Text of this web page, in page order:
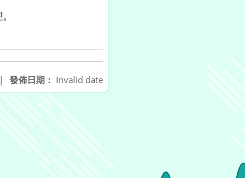
發佈日期： Invalid date
|